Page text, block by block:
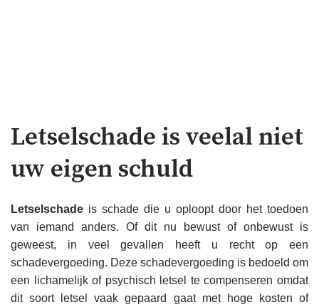
Letselschade is veelal niet
uw eigen schuld
Letselschade is schade die u oploopt door het toedoen
van iemand anders. Of dit nu bewust of onbewust is
geweest, in veel gevallen heeft u recht op een
schadevergoeding. Deze schadevergoeding is bedoeld om
een lichamelijk of psychisch letsel te compenseren omdat
dit soort letsel vaak gepaard gaat met hoge kosten of